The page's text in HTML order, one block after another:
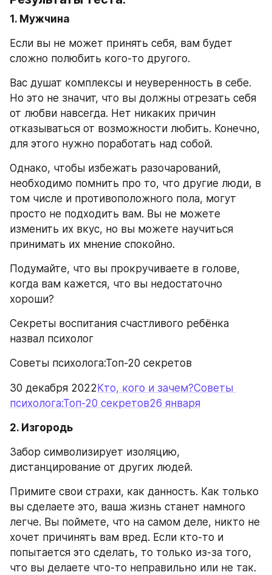
1. Мужчина
Если вы не может принять себя, вам будет
сложно полюбить кого-то другого.
Вас душат комплексы и неуверенность в себе.
Но это не значит, что вы должны отрезать себя
от любви навсегда. Нет никаких причин
отказываться от возможности любить. Конечно,
для этого нужно поработать над собой.
Однако, чтобы избежать разочарований,
необходимо помнить про то, что другие люди, в
том числе и противоположного пола, могут
просто не подходить вам. Вы не можете
изменить их вкус, но вы можете научиться
принимать их мнение спокойно.
Подумайте, что вы прокручиваете в голове,
когда вам кажется, что вы недостаточно
хороши?
Секреты воспитания счастливого ребёнка
назвал психолог
Советы психолога:Топ-20 секретов
30 декабря 2022Кто, кого и зачем?Советы
психолога:Топ-20 секретов26 января
2. Изгородь
Забор символизирует изоляцию,
дистанцирование от других людей.
Примите свои страхи, как данность. Как только
вы сделаете это, ваша жизнь станет намного
легче. Вы поймете, что на самом деле, никто не
хочет причинять вам вред. Если кто-то и
попытается это сделать, то только из-за того,
что вы делаете что-то неправильно или не так.